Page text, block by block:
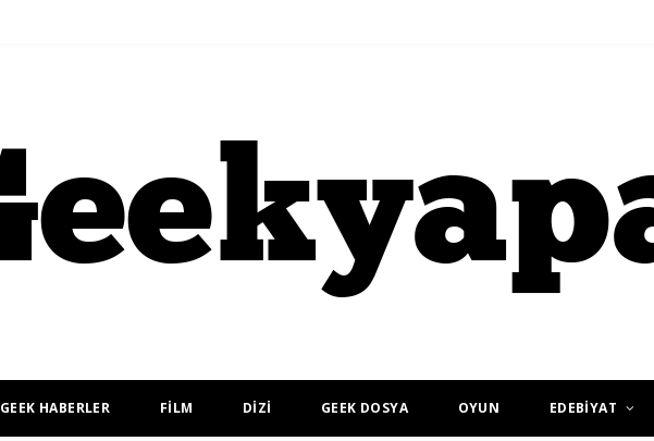
GEEK HABERLER FİLM DİZİ GEEK DOSYA OYUN EDEBİYAT